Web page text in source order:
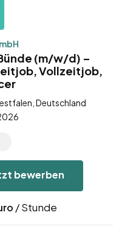
(m/w/d) –
Vollzeitjob,
Deutschland
bewerben
/ Stunde